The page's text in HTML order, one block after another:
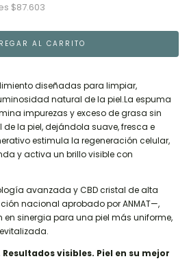
$87.603
diseñadas para limpiar,
natural de la piel.La espuma
impurezas y exceso de grasa sin
la piel, dejándola suave, fresca e
estimula la regeneración celular,
y activa un brillo visible con
avanzada y CBD cristal de alta
nacional aprobado por ANMAT—,
sinergia para una piel más uniforme,
visibles. Piel en su mejor